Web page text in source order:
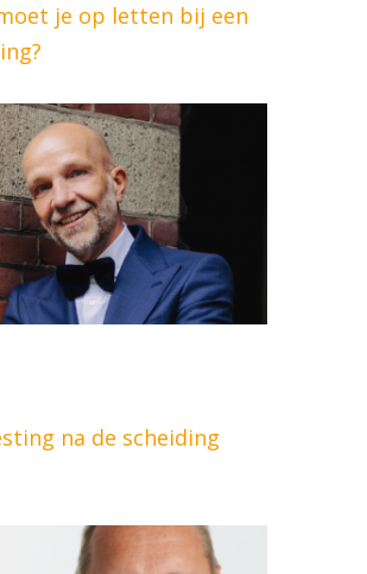
je op letten bij een
na de scheiding